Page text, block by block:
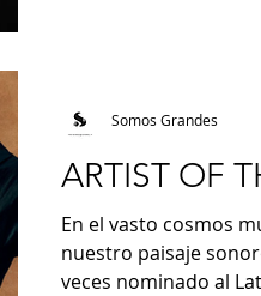
ARTIST OF
En el vasto cosmos
nuestro paisaje
veces nominado al
Somos Grandes